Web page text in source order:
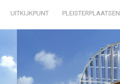
UITKIJKPUNT PLEISTERPLAATSEN